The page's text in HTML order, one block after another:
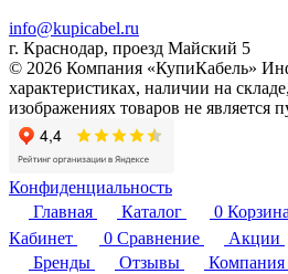
info@kupicabel.ru
г. Краснодар, проезд Майский 5
© 2026 Компания «КупиКабель»
характеристиках, наличии на
изображениях товаров не является
Конфиденциальность
Главная
Каталог 0 Корзина
Кабинет
0 Сравнение Акции
Бренды
Отзывы Компания